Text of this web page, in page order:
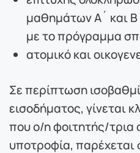
μαθημάτων Α´ και
με το πρόγραμμα
ατομικό και
Σε περίπτωση
εισοδήματος, γίνεται
που ο/η φοιτητής/τρια
υποτροφία,